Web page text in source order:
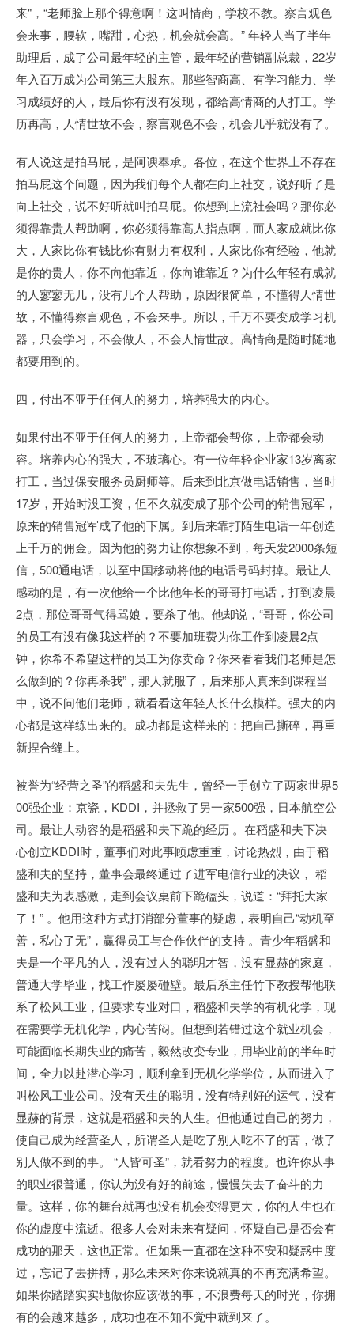
来"，“老师脸上那个得意啊！这叫情商，学校不教。察言观色
会来事，腰软，嘴甜，心热，机会就会高。” 年轻人当了半年
助理后，成了公司最年轻的主管，最年轻的营销副总裁，22岁
年入百万成为公司第三大股东。那些智商高、有学习能力、学
习成绩好的人，最后你有没有发现，都给高情商的人打工。学
历再高，人情世故不会，察言观色不会，机会几乎就没有了。
有人说这是拍马屁，是阿谀奉承。各位，在这个世界上不存在
拍马屁这个问题，因为我们每个人都在向上社交，说好听了是
向上社交，说不好听就叫拍马屁。你想到上流社会吗？那你必
须得靠贵人帮助啊，你必须得靠高人指点啊，而人家成就比你
大，人家比你有钱比你有财力有权利，人家比你有经验，他就
是你的贵人，你不向他靠近，你向谁靠近？为什么年轻有成就
的人寥寥无几，没有几个人帮助，原因很简单，不懂得人情世
故，不懂得察言观色，不会来事。所以，千万不要变成学习机
器，只会学习，不会做人，不会人情世故。高情商是随时随地
都要用到的。
四，付出不亚于任何人的努力，培养强大的内心。
如果付出不亚于任何人的努力，上帝都会帮你，上帝都会动
容。培养内心的强大，不玻璃心。有一位年轻企业家13岁离家
打工，当过保安服务员厨师等。后来到北京做电话销售，当时
17岁，开始时没工资，但不久就变成了那个公司的销售冠军，
原来的销售冠军成了他的下属。到后来靠打陌生电话一年创造
上千万的佣金。因为他的努力让你想象不到，每天发2000条短
信，500通电话，以至中国移动将他的电话号码封掉。最让人
感动的是，有一次他给一个比他年长的哥哥打电话，打到凌晨
2点，那位哥哥气得骂娘，要杀了他。他却说，“哥哥，你公司
的员工有没有像我这样的？不要加班费为你工作到凌晨2点
钟，你希不希望这样的员工为你卖命？你来看看我们老师是怎
么做到的？你再杀我”，那人就服了，后来那人真来到课程当
中，说不问他们老师，就看看这年轻人长什么模样。强大的内
心都是这样练出来的。成功都是这样来的：把自己撕碎，再重
新捏合缝上。
被誉为“经营之圣”的稻盛和夫先生，曾经一手创立了两家世界5
00强企业：京瓷，KDDI，并拯救了另一家500强，日本航空公
司。最让人动容的是稻盛和夫下跪的经历 。在稻盛和夫下决
心创立KDDI时，董事们对此事顾虑重重，讨论热烈，由于稻
盛和夫的坚持，董事会最终通过了进军电信行业的决议， 稻
盛和夫为表感激，走到会议桌前下跪磕头，说道：“拜托大家
了！” 。他用这种方式打消部分董事的疑虑，表明自己“动机至
善，私心了无”，赢得员工与合作伙伴的支持 。青少年稻盛和
夫是一个平凡的人，没有过人的聪明才智，没有显赫的家庭，
普通大学毕业，找工作屡屡碰壁。最后系主任竹下教授帮他联
系了松风工业，但要求专业对口，稻盛和夫学的有机化学，现
在需要学无机化学，内心苦闷。但想到若错过这个就业机会，
可能面临长期失业的痛苦，毅然改变专业，用毕业前的半年时
间，全力以赴潜心学习，顺利拿到无机化学学位，从而进入了
叫松风工业公司。没有天生的聪明，没有特别好的运气，没有
显赫的背景，这就是稻盛和夫的人生。但他通过自己的努力，
使自己成为经营圣人，所谓圣人是吃了别人吃不了的苦，做了
别人做不到的事。 “人皆可圣”，就看努力的程度。也许你从事
的职业很普通，你认为没有好的前途，慢慢失去了奋斗的力
量。这样，你的舞台就再也没有机会变得更大，你的人生也在
你的虚度中流逝。很多人会对未来有疑问，怀疑自己是否会有
成功的那天，这也正常。但如果一直都在这种不安和疑惑中度
过，忘记了去拼搏，那么未来对你来说就真的不再充满希望。
如果你踏踏实实地做你应该做的事，不浪费每天的时光，你拥
有的会越来越多，成功也在不知不觉中就到来了。